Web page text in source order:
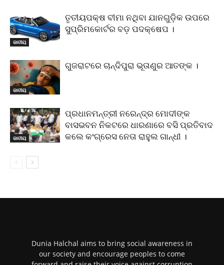
ଜାତୀୟ
ତୃତୀୟପକ୍ଷ ବୀମା ନଥିବା ଯାନଗୁଡ଼ିକ ଉପରେ
ସୁପ୍ରିମକୋର୍ଟର ବଡ଼ ପଦକ୍ଷେପ ।
ଜାତୀୟ
ଗୁଜରାଟରେ ଚାନ୍ଦିପୁରା ଭୂତାଣୁର ଆତଙ୍କ ।
ଜାତୀୟ
ପ୍ରଧାନମନ୍ତ୍ରୀ ନରେନ୍ଦ୍ର ମୋଦୀଙ୍କ
ବାସଭବନ ନିକଟରେ ଧାରଣାରେ ବସି ପ୍ରତିବାଦ
କଲେ କଂଗ୍ରେସ ନେତା ରାହୁଲ ଗାନ୍ଧୀ ।
Dunia Halchal aims to bring social awareness in
our society and encourage peoples to come